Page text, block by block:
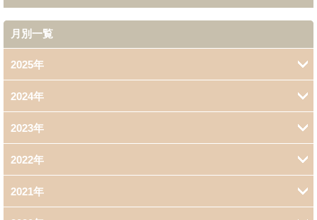
月別一覧
2025年
5月 (1)
3月 (1)
2024年
4月 (1)
2023年
11月 (1)
1月 (1)
2022年
12月 (1)
2021年